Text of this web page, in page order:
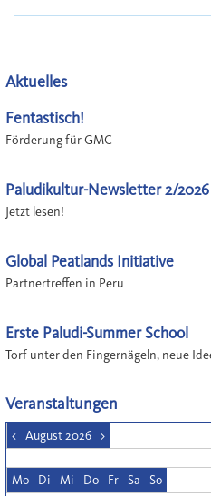
Aktuelles
Fentastisch!
Förderung für GMC
Paludikultur-Newsletter 2/2026
Jetzt lesen!
Global Peatlands Initiative
Partnertreffen in Peru
Erste Paludi-Summer School
Torf unter den Fingernägeln, neue
Veranstaltungen
< August 2026 >
Mo Di Mi Do Fr Sa So